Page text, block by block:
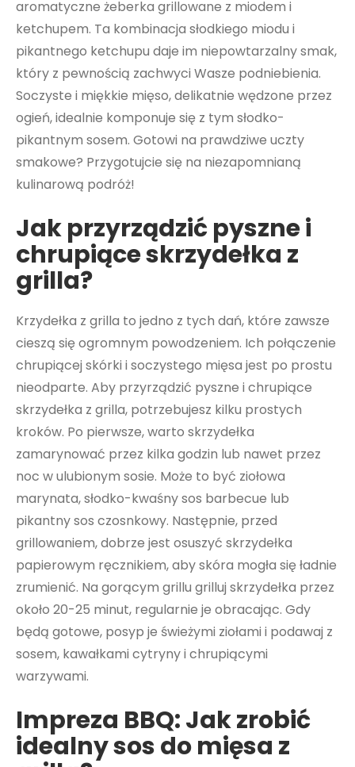
aromatyczne żeberka grillowane z miodem i
ketchupem. Ta kombinacja słodkiego miodu i
pikantnego ketchupu daje im niepowtarzalny smak,
który z pewnością zachwyci Wasze podniebienia.
Soczyste i miękkie mięso, delikatnie wędzone przez
ogień, idealnie komponuje się z tym słodko-
pikantnym sosem. Gotowi na prawdziwe uczty
smakowe? Przygotujcie się na niezapomnianą
kulinarową podróż!
Jak przyrządzić pyszne i
chrupiące skrzydełka z
grilla?
Krzydełka z grilla to jedno z tych dań, które zawsze
cieszą się ogromnym powodzeniem. Ich połączenie
chrupiącej skórki i soczystego mięsa jest po prostu
nieodparte. Aby przyrządzić pyszne i chrupiące
skrzydełka z grilla, potrzebujesz kilku prostych
kroków. Po pierwsze, warto skrzydełka
zamarynować przez kilka godzin lub nawet przez
noc w ulubionym sosie. Może to być ziołowa
marynata, słodko-kwaśny sos barbecue lub
pikantny sos czosnkowy. Następnie, przed
grillowaniem, dobrze jest osuszyć skrzydełka
papierowym ręcznikiem, aby skóra mogła się ładnie
zrumienić. Na gorącym grillu grilluj skrzydełka przez
około 20-25 minut, regularnie je obracając. Gdy
będą gotowe, posyp je świeżymi ziołami i podawaj z
sosem, kawałkami cytryny i chrupiącymi
warzywami.
Impreza BBQ: Jak zrobić
idealny sos do mięsa z